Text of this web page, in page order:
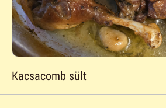
Kacsacomb sült